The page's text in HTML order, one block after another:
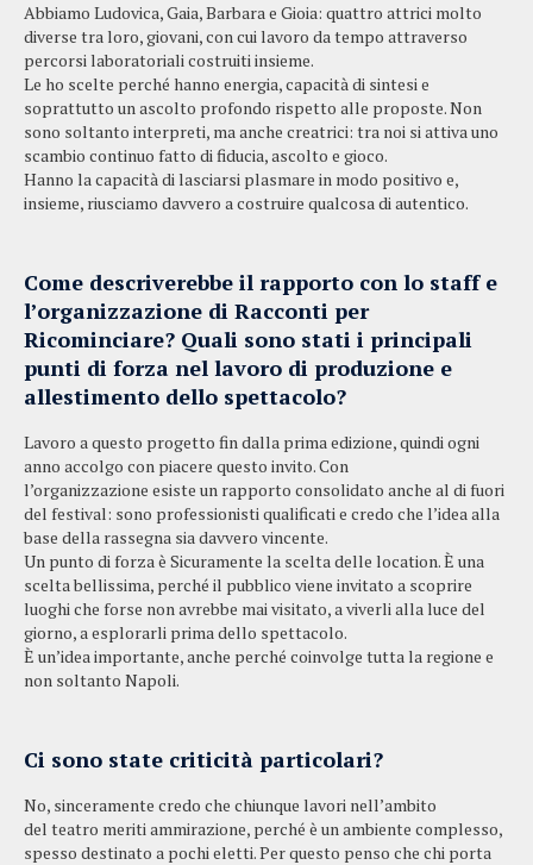
Abbiamo Ludovica, Gaia, Barbara e Gioia: quattro attrici molto
diverse tra loro, giovani, con cui lavoro da tempo attraverso
percorsi laboratoriali costruiti insieme.
Le ho scelte perché hanno energia, capacità di sintesi e
soprattutto un ascolto profondo rispetto alle proposte. Non
sono soltanto interpreti, ma anche creatrici: tra noi si attiva uno
scambio continuo fatto di fiducia, ascolto e gioco.
Hanno la capacità di lasciarsi plasmare in modo positivo e,
insieme, riusciamo davvero a costruire qualcosa di autentico.
Come descriverebbe il rapporto con lo staff e
l’organizzazione di Racconti per
Ricominciare? Quali sono stati i principali
punti di forza nel lavoro di produzione e
allestimento dello spettacolo?
Lavoro a questo progetto fin dalla prima edizione, quindi ogni
anno accolgo con piacere questo invito. Con
l’organizzazione esiste un rapporto consolidato anche al di fuori
del festival: sono professionisti qualificati e credo che l’idea alla
base della rassegna sia davvero vincente.
Un punto di forza è Sicuramente la scelta delle location. È una
scelta bellissima, perché il pubblico viene invitato a scoprire
luoghi che forse non avrebbe mai visitato, a viverli alla luce del
giorno, a esplorarli prima dello spettacolo.
È un’idea importante, anche perché coinvolge tutta la regione e
non soltanto Napoli.
Ci sono state criticità particolari?
No, sinceramente credo che chiunque lavori nell’ambito
del teatro meriti ammirazione, perché è un ambiente complesso,
spesso destinato a pochi eletti. Per questo penso che chi porta